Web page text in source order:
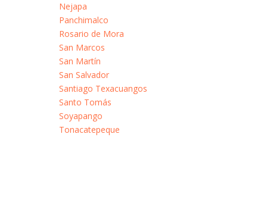
Nejapa
Panchimalco
Rosario de Mora
San Marcos
San Martín
San Salvador
Santiago Texacuangos
Santo Tomás
Soyapango
Tonacatepeque